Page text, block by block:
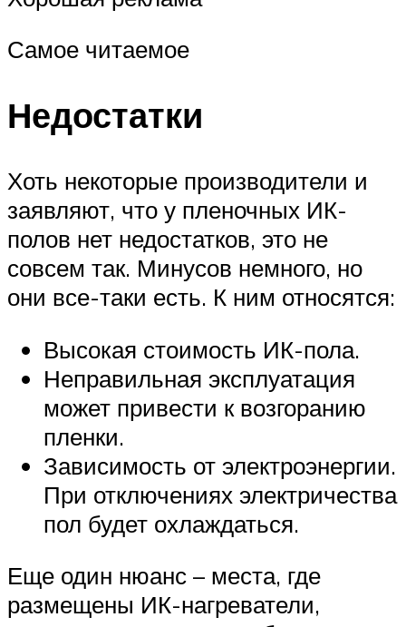
Самое читаемое
Недостатки
Хоть некоторые производители и
заявляют, что у пленочных ИК-
полов нет недостатков, это не
совсем так. Минусов немного, но
они все-таки есть. К ним относятся:
Высокая стоимость ИК-пола.
Неправильная эксплуатация
может привести к возгоранию
пленки.
Зависимость от электроэнергии.
При отключениях электричества
пол будет охлаждаться.
Еще один нюанс – места, где
размещены ИК-нагреватели,